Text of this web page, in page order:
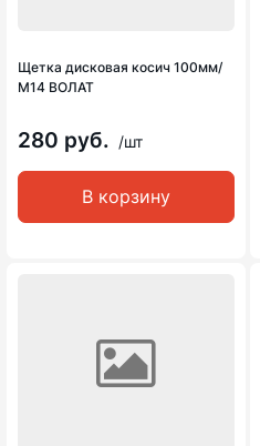
Щетка дисковая косич 100мм/
М14 ВОЛАТ
280 руб. /шт
В корзину